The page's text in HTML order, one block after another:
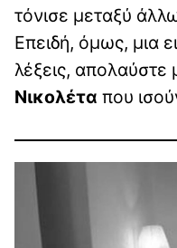
τόνισε μεταξύ
Επειδή, όμως, μια
λέξεις, απολαύστε
Νικολέτα που